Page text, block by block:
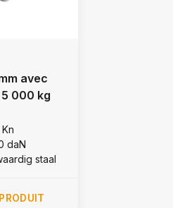
avec
000 kg
daN
staal